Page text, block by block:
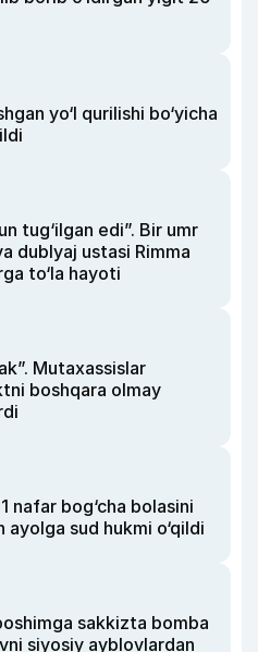
yo‘l qurilishi bo‘yicha
tug‘ilgan edi”. Bir umr
dublyaj ustasi Rimma
to‘la hayoti
Mutaxassislar
boshqara olmay
nafar bog‘cha bolasini
sud hukmi o‘qildi
sakkizta bomba
siyosiy ayblovlardan